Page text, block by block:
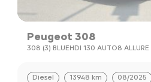
Peugeot 308
308 (3) BLUEHDI 130 AUTO8 ALLURE
Diesel 13948 km 08/2025